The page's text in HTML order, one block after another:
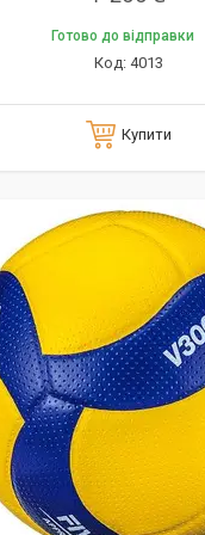
Готово до відправки
4013
Купити